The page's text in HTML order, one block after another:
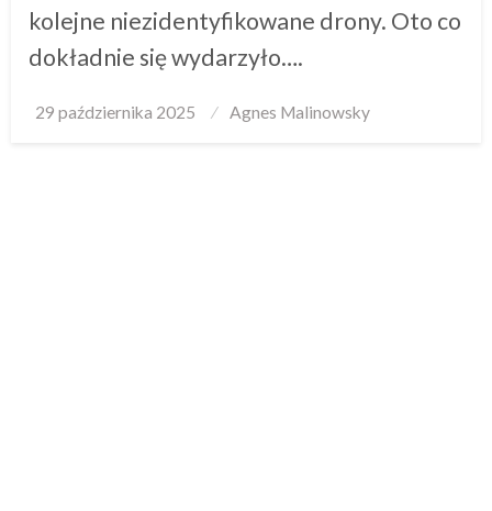
kolejne niezidentyfikowane drony. Oto co
dokładnie się wydarzyło….
Posted
29 października 2025 Agnes Malinowsky